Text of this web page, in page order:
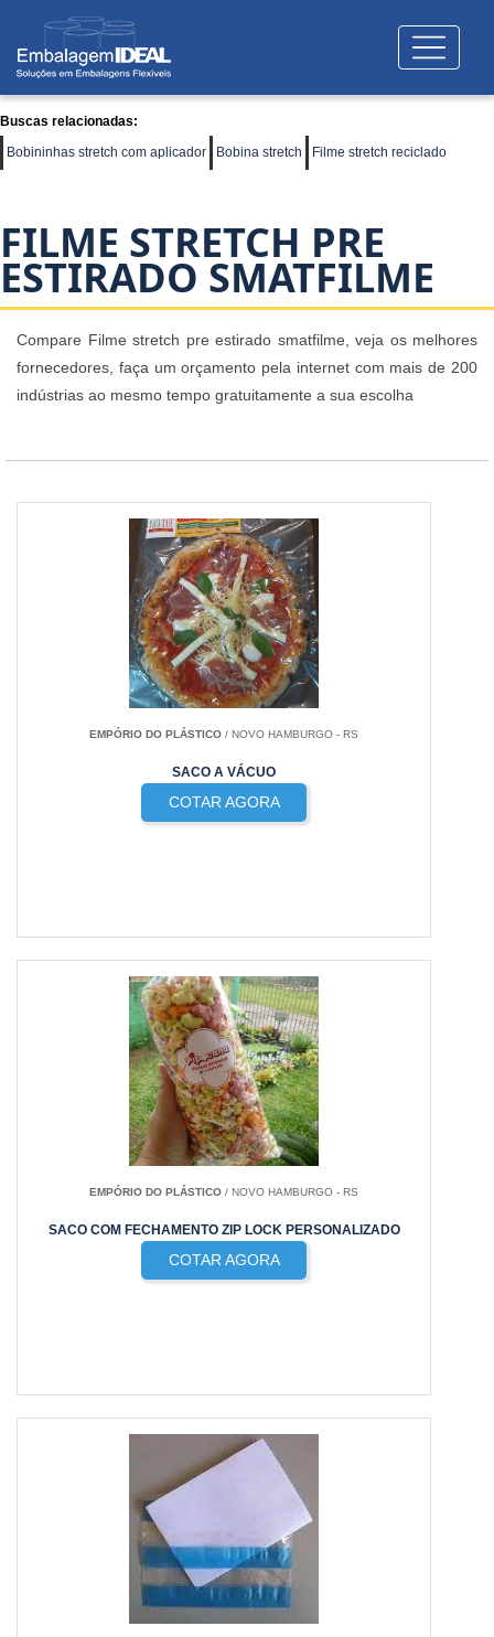
Buscas relacionadas:
Bobininhas stretch com aplicador
Bobina stretch Filme stretch reciclado
FILME STRETCH PRE
ESTIRADO SMATFILME
Compare Filme stretch pre estirado smatfilme, veja os melhores
fornecedores, faça um orçamento pela internet com mais de 200
indústrias ao mesmo tempo gratuitamente a sua escolha
EMPÓRIO DO PLÁSTICO / NOVO HAMBURGO - RS
SACO A VÁCUO
COTAR AGORA
EMPÓRIO DO PLÁSTICO / NOVO HAMBURGO - RS
SACO COM FECHAMENTO ZIP LOCK PERSONALIZADO
COTAR AGORA